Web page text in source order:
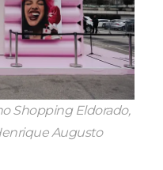
Shopping Eldorado,
Augusto